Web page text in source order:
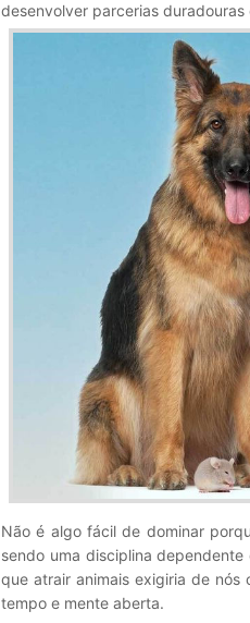
desenvolver parcerias
Não é algo fácil de dominar
sendo uma disciplina
que atrair animais exigiria de nós
tempo e mente aberta.